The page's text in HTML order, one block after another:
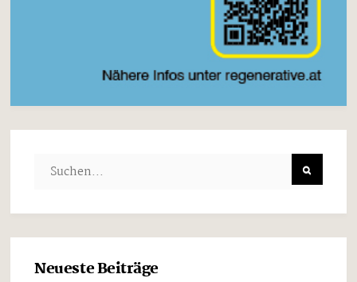
Neueste Beiträge